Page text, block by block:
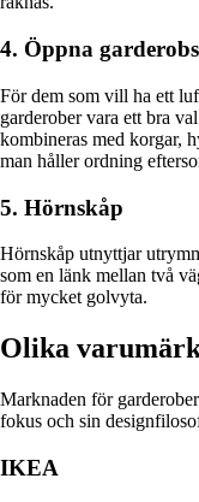
4. Öppna
För dem som vill ha ett
garderober vara ett bra
kombineras med korgar,
man håller ordning
5. Hörnskåp
Hörnskåp utnyttjar
som en länk mellan två
för mycket golvyta.
Olika
Marknaden för
fokus och sin
IKEA